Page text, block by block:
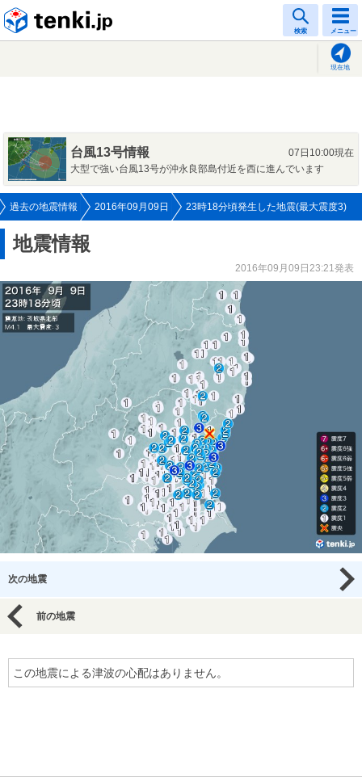
検索 メニュー
現在地
台風13号情報
07日10:00現在
大型で強い台風13号が沖永良部島付近を西に進んでいます
過去の地震情報 2016年09月09日 23時18分頃発生した地震(最大震度3)
地震情報
2016年09月09日23:21発表
次の地震
前の地震
この地震による津波の心配はありません。